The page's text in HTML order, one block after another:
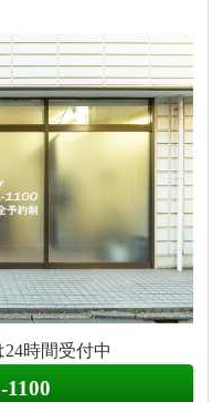
時間受付中
1100